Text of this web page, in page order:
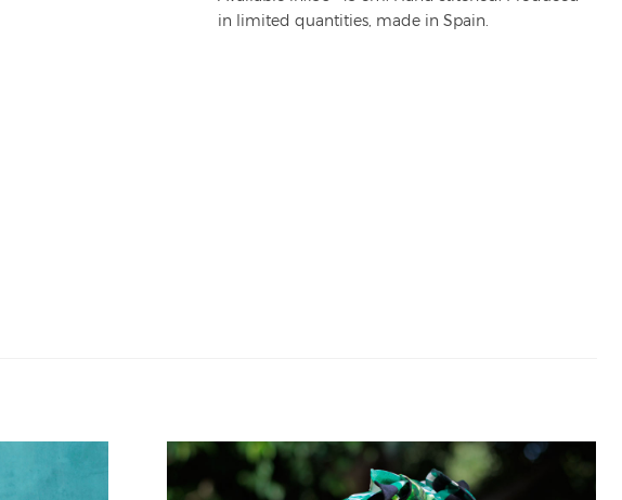
in limited quantities, made in Spain.